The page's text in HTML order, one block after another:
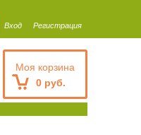
Вход Регистрация
Моя корзина
0 руб.